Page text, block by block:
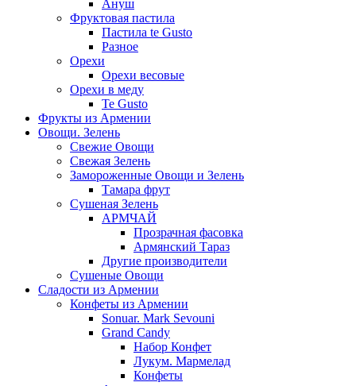
Ануш
Фруктовая пастила
Пастила te Gusto
Разное
Орехи
Орехи весовые
Орехи в меду
Te Gusto
Фрукты из Армении
Овощи. Зелень
Свежие Овощи
Свежая Зелень
Замороженные Овощи и Зелень
Тамара фрут
Сушеная Зелень
АРМЧАЙ
Прозрачная фасовка
Армянский Тараз
Другие производители
Сушеные Овощи
Сладости из Армении
Конфеты из Армении
Sonuar. Mark Sevouni
Grand Candy
Набор Конфет
Лукум. Мармелад
Конфеты